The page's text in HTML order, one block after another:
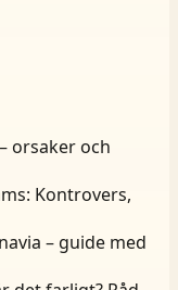
orsaker och
Kontrovers,
– guide med